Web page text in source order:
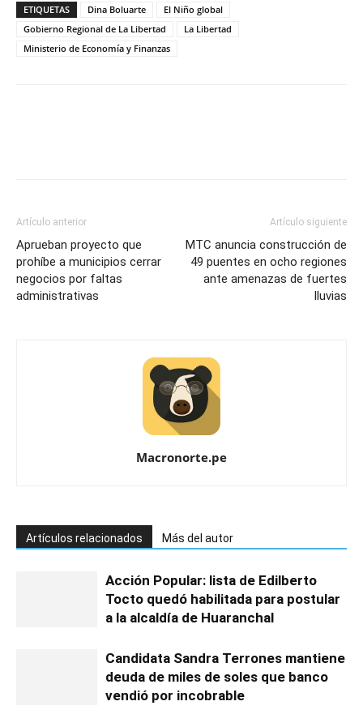
ETIQUETAS Dina Boluarte
El Niño global
Gobierno Regional de La Libertad
La Libertad
Ministerio de Economía y Finanzas
Artículo anterior
Aprueban proyecto que
prohíbe a municipios cerrar
negocios por faltas
administrativas
Artículo siguiente
MTC anuncia construcción de
49 puentes en ocho regiones
ante amenazas de fuertes
lluvias
Macronorte.pe
Artículos relacionados Más del autor
Acción Popular: lista de Edilberto
Tocto quedó habilitada para postular
a la alcaldía de Huaranchal
Candidata Sandra Terrones mantiene
deuda de miles de soles que banco
vendió por incobrable